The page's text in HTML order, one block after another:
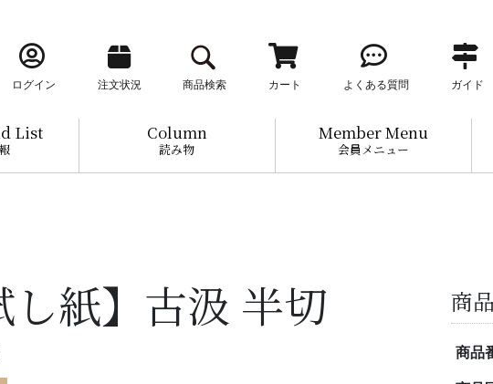
ログイン 注文状況 商品検索 カート よくある質問 ガイド
List Column
読み物
Member Menu
会員メニュー
し紙】古汲 半切 商
商品